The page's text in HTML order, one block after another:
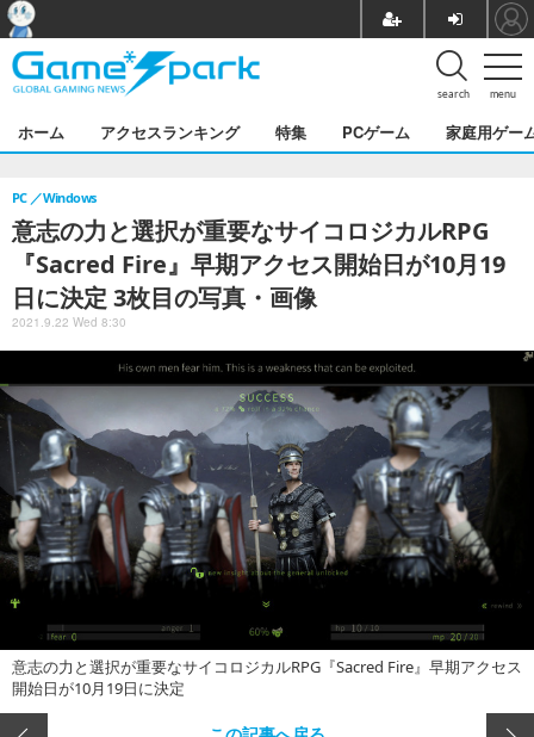
menu
search
ホーム アクセスランキング 特集 PCゲーム 家庭用ゲー
意志の力と選択が重要なサイコロジカルRPG
『Sacred Fire』早期アクセス開始日が10月19
日に決定 3枚目の写真・画像
PC Windows
2021.9.22 Wed 8:30
意志の力と選択が重要なサイコロジカルRPG『Sacred Fire』早期アクセス
開始日が10月19日に決定